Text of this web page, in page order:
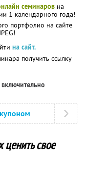
семинаров на
1 календарного года!
портфолио на сайте
на сайт.
получить ссылку
свое